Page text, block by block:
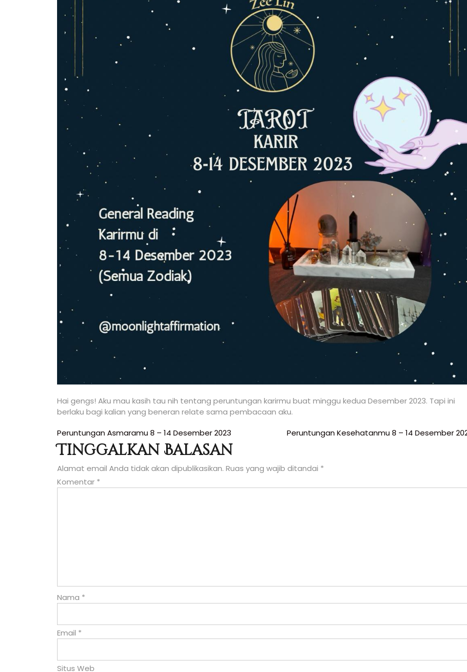
Hai gengs! Aku mau kasih tau nih tentang peruntungan karirmu buat minggu kedua Desember 2023. Tapi ini
berlaku bagi kalian yang beneran relate sama pembacaan aku.
Navigasi
pos
Peruntungan Asmaramu 8 – 14 Desember 2023 Peruntungan Kesehatanmu 8 – 14 Desember
Tinggalkan Balasan
Alamat email Anda tidak akan dipublikasikan. Ruas yang wajib ditandai *
Komentar *
Nama *
Email *
Situs Web